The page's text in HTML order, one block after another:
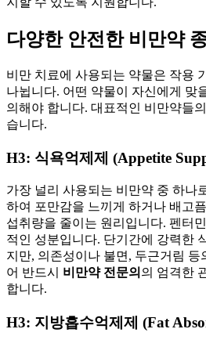
다양한 안전한 비만약
비만 치료에 사용되는 약물은 작용
나뉩니다. 어떤 약물이 자신에게 맞
의해야 합니다. 대표적인 비만약들
습니다.
H3: 식욕억제제 (Appetite
가장 널리 사용되는 비만약 중 하나
하여 포만감을 느끼게 하거나 배고
섭취량을 줄이는 원리입니다. 펜터
적인 성분입니다. 단기간에 강력한
지만, 의존성이나 불면, 두근거림 등
어 반드시 비만약 전문의 의 엄격한
합니다.
H3: 지방흡수억제제 (Fat